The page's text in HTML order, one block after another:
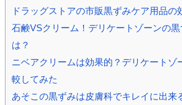
ドラッグストアの市販黒ずみケア用品の
石鹸VSクリーム！デリケートゾーンの
は？
ニベアクリームは効果的？デリケートゾ
較してみた
あそこの黒ずみは皮膚科でキレイに出来